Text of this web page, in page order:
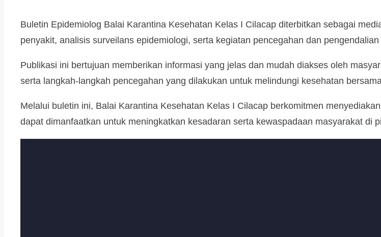
Buletin Epidemiolog Balai Karantina Kesehatan Kelas I Cilacap diterbitkan sebagai
penyakit, analisis surveilans epidemiologi, serta kegiatan pencegahan dan
Publikasi ini bertujuan memberikan informasi yang jelas dan mudah diakses oleh
serta langkah-langkah pencegahan yang dilakukan untuk melindungi kesehatan
Melalui buletin ini, Balai Karantina Kesehatan Kelas I Cilacap berkomitmen
dapat dimanfaatkan untuk meningkatkan kesadaran serta kewaspadaan masyarakat di